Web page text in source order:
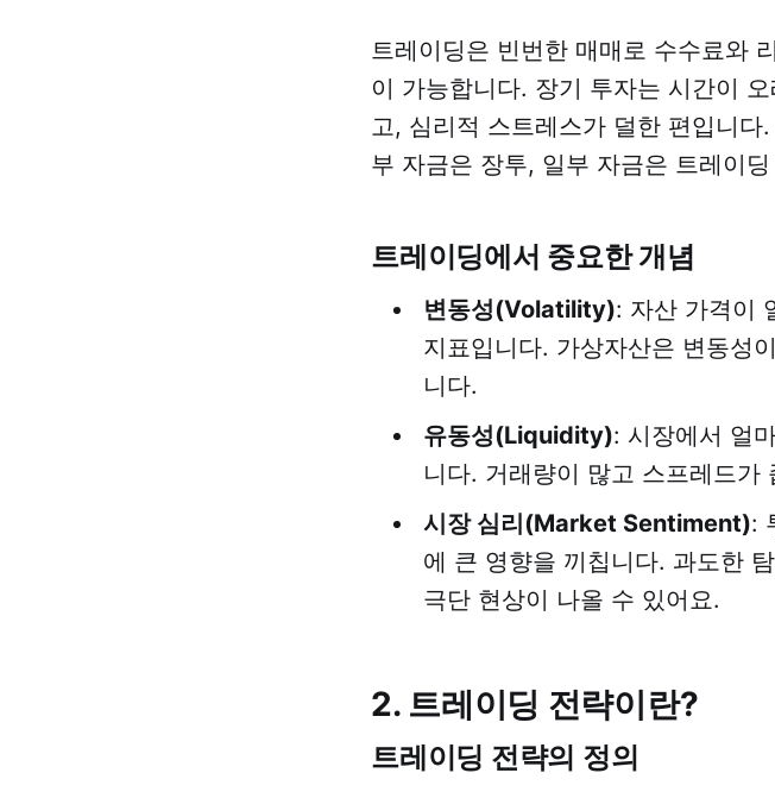
트레이딩은 빈번한 매매로 수수료와
이 가능합니다. 장기 투자는 시간이
고, 심리적 스트레스가 덜한 편입니
부 자금은 장투, 일부 자금은 트레이
트레이딩에서 중요한 개념
변동성(Volatility): 자산 가격이
지표입니다. 가상자산은 변동성
니다.
유동성(Liquidity): 시장에서 얼
니다. 거래량이 많고 스프레드가
시장 심리(Market Sentiment):
에 큰 영향을 끼칩니다. 과도한
극단 현상이 나올 수 있어요.
2. 트레이딩 전략이란?
트레이딩 전략의 정의